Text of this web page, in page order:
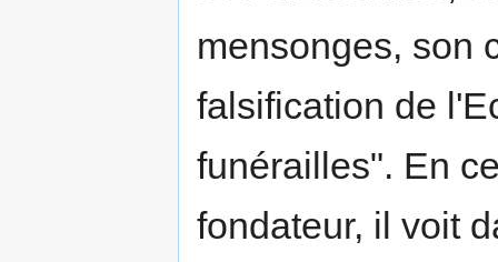
mensonges, son
falsification de
funérailles". En
fondateur, il voit